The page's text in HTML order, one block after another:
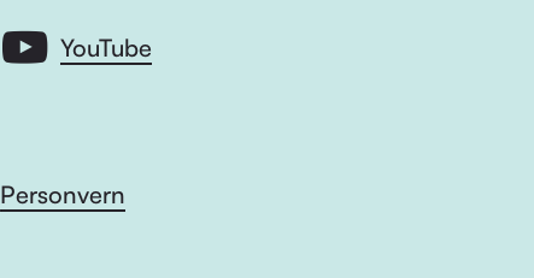
YouTube
Personvern